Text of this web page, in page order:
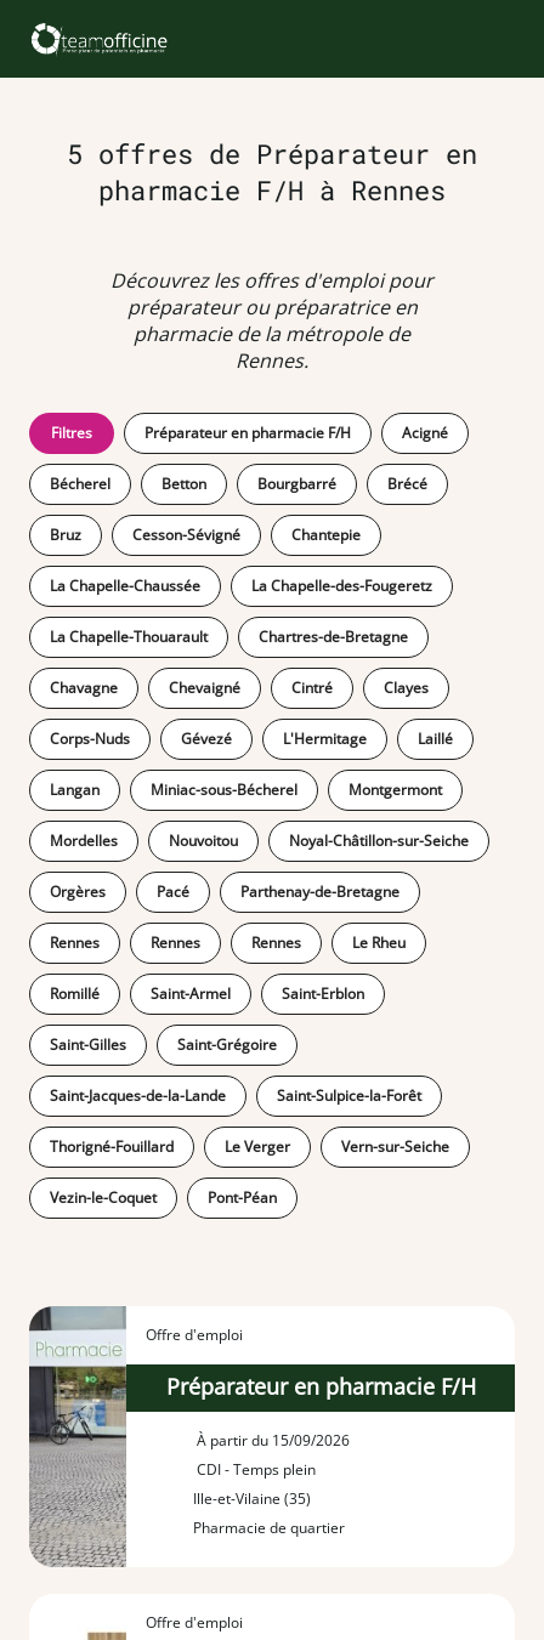
5 offres de Préparateur en
pharmacie F/H à Rennes
Découvrez les offres d'emploi pour
préparateur ou préparatrice en
pharmacie de la métropole de
Rennes.
Filtres Préparateur en pharmacie F/H Acigné
Bécherel Betton Bourgbarré Brécé
Bruz Cesson-Sévigné Chantepie
La Chapelle-Chaussée La Chapelle-des-Fougeretz
La Chapelle-Thouarault Chartres-de-Bretagne
Chavagne Chevaigné Cintré Clayes
Corps-Nuds Gévezé L'Hermitage Laillé
Langan Miniac-sous-Bécherel Montgermont
Mordelles Nouvoitou Noyal-Châtillon-sur-Seiche
Orgères Pacé Parthenay-de-Bretagne
Rennes Rennes Rennes Le Rheu
Romillé Saint-Armel Saint-Erblon
Saint-Gilles Saint-Grégoire
Saint-Jacques-de-la-Lande Saint-Sulpice-la-Forêt
Thorigné-Fouillard Le Verger Vern-sur-Seiche
Vezin-le-Coquet Pont-Péan
Offre d'emploi
Préparateur en pharmacie F/H
À partir du 15/09/2026
CDI - Temps plein
Ille-et-Vilaine (35)
Pharmacie de quartier
Offre d'emploi